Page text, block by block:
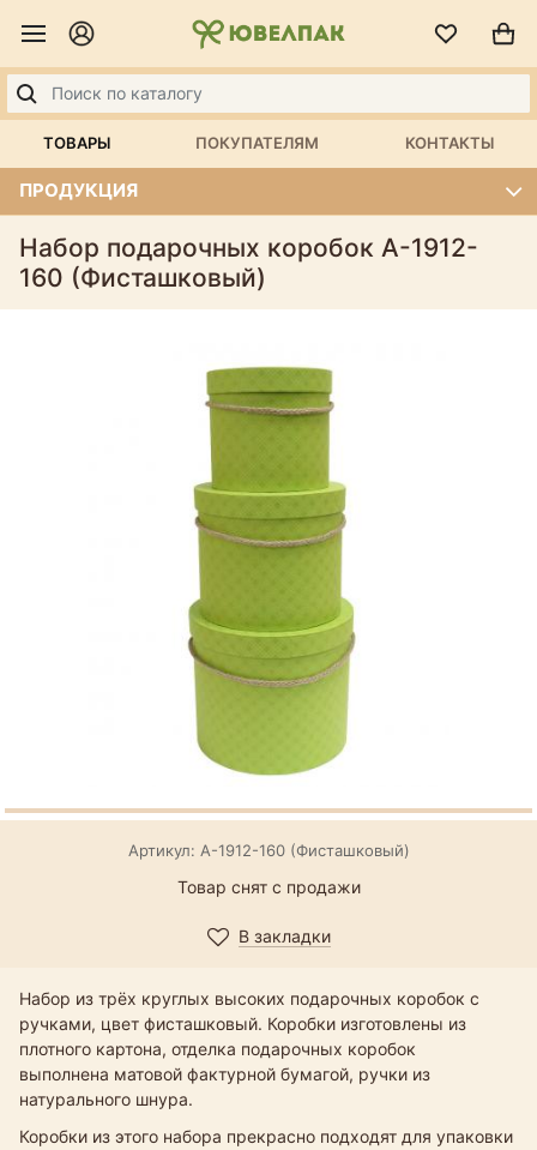
ТОВАРЫ ПОКУПАТЕЛЯМ КОНТАКТЫ
ПРОДУКЦИЯ
Набор подарочных коробок А-1912-
160 (Фисташковый)
Артикул: А-1912-160 (Фисташковый)
Товар снят с продажи
В закладки
Набор из трёх круглых высоких подарочных коробок с
ручками, цвет фисташковый. Коробки изготовлены из
плотного картона, отделка подарочных коробок
выполнена матовой фактурной бумагой, ручки из
натурального шнура.
Коробки из этого набора прекрасно подходят для упаковки